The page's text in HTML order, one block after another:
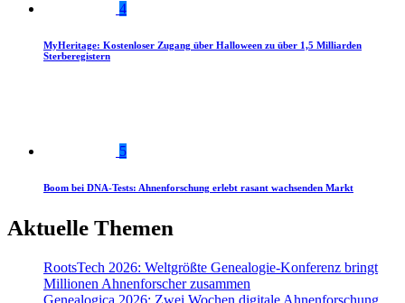
4
MyHeritage: Kostenloser Zugang über Halloween zu über 1,5 Milliarden
Sterberegistern
5
Boom bei DNA-Tests: Ahnenforschung erlebt rasant wachsenden Markt
Aktuelle Themen
RootsTech 2026: Weltgrößte Genealogie-Konferenz bringt
Millionen Ahnenforscher zusammen
Genealogica 2026: Zwei Wochen digitale Ahnenforschung